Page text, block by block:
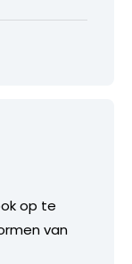
op te
van